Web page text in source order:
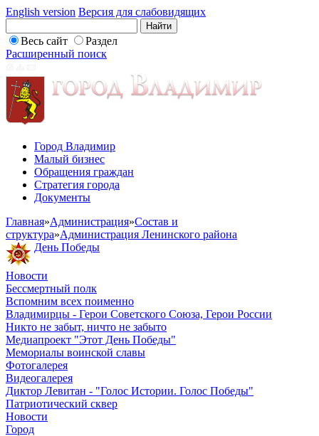
English version Версия для слабовидящих
Весь сайт
Раздел
Расширенный поиск
Город Владимир
Малый бизнес
Обращения граждан
Стратегия города
Документы
Главная»Администрация»Состав и
структура»Администрация Ленинского района
День Победы
Новости
Бессмертный полк
Вспомним всех поименно
Владимирцы - Герои Советского Союза, Герои России
Никто не забыт, ничто не забыто
Медиапроект "Этот День Победы"
Мемориалы воинской славы
Фотогалерея
Видеогалерея
Диктор Левитан - "Голос Истории. Голос Победы"
Патриотический сквер
Новости
Город